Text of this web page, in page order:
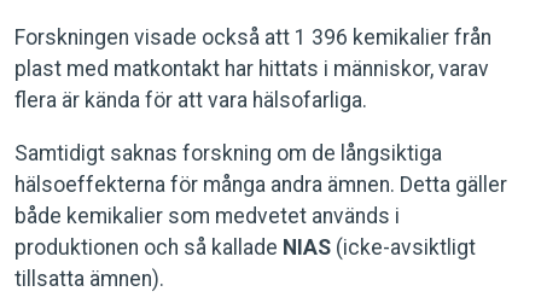
Forskningen visade också att 1 396 kemikalier från
plast med matkontakt har hittats i människor, varav
flera är kända för att vara hälsofarliga.
Samtidigt saknas forskning om de långsiktiga
hälsoeffekterna för många andra ämnen. Detta gäller
både kemikalier som medvetet används i
produktionen och så kallade NIAS (icke-avsiktligt
tillsatta ämnen).